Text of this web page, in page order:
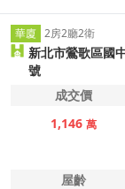
華廈 2房2廳2衛
新北市鶯歌區國
號
成交價
1,146 萬
屋齡